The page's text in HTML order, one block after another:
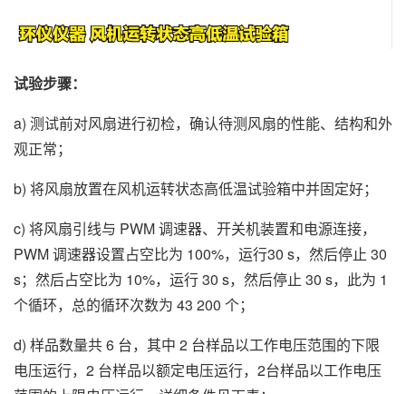
试验步骤：
a) 测试前对风扇进行初检，确认待测风扇的性能、结构和外
观正常；
b) 将风扇放置在风机运转状态高低温试验箱中并固定好；
c) 将风扇引线与 PWM 调速器、开关机装置和电源连接，
PWM 调速器设置占空比为 100%，运行30 s，然后停止 30
s；然后占空比为 10%，运行 30 s，然后停止 30 s，此为 1
个循环，总的循环次数为 43 200 个；
d) 样品数量共 6 台，其中 2 台样品以工作电压范围的下限
电压运行，2 台样品以额定电压运行，2台样品以工作电压